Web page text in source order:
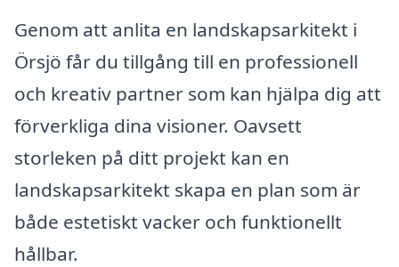
Genom att anlita en landskapsarkitekt i
Örsjö får du tillgång till en professionell
och kreativ partner som kan hjälpa dig att
förverkliga dina visioner. Oavsett
storleken på ditt projekt kan en
landskapsarkitekt skapa en plan som är
både estetiskt vacker och funktionellt
hållbar.